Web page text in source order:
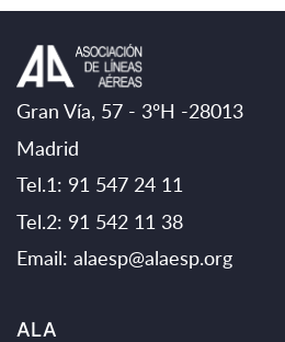
Gran Vía, 57 - 3ºH -28013
Madrid
Tel.1: 91 547 24 11
Tel.2: 91 542 11 38
Email: alaesp@alaesp.org
ALA